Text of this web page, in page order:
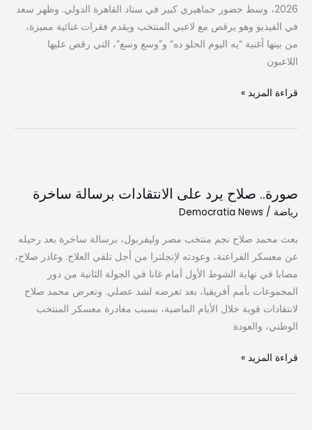
2026، وسط حضور جماهيري كبير في ستاد القاهرة الدولي. وظهر سعد
في الفيديو وهو يرقص مع لاعبي المنتخب ويقدم فقرات غنائية مميزة،
من بينها أغنية “يه اليوم الحلو ده” و”وسع وسع”، التي رقص عليها
اللاعبون
قراءة المزيد »
صورة.. صلاح يرد على الانتقادات برسالة ساخرة
رياضة /
Democratia News
بعث محمد صلاح نجم منتخب مصر وليفربول، برسالة ساخرة بعد رحيله
عن معسكر الفراعنة، وعودته لإنجلترا من أجل تلقي العلاج. وغادر صلاح،
مصابا في نهاية الشوط الأول أمام غانا في الجولة الثانية من دور
المجموعات بأمم أفريقيا، بعد تعرضه لشد عضلي. وتعرض محمد صلاح
لانتقادات قوية خلال الأيام الماضية، بسبب مغادرة معسكر المنتخب
الوطني، والعودة
يرد
على
برسالة
ساخرة
قراءة المزيد »